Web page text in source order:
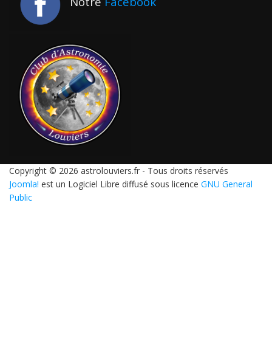
Copyright © 2026 astrolouviers.fr - Tous droits réservés
Joomla! est un Logiciel Libre diffusé sous licence GNU General
Public